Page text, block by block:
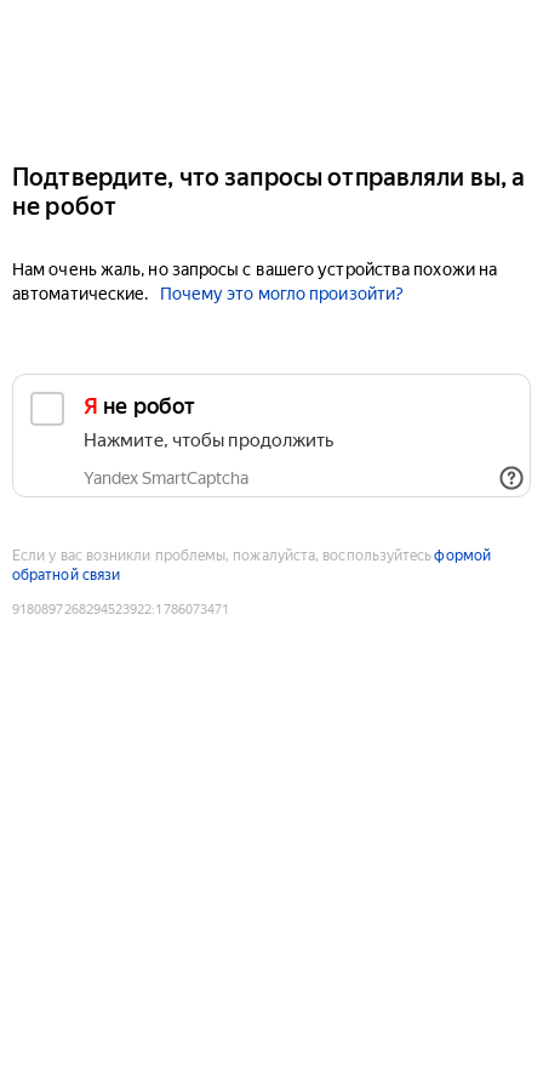
Подтвердите, что запросы отправляли вы, а
не робот
Нам очень жаль, но запросы с вашего устройства похожи на
автоматические.
Почему это могло произойти?
Я не робот
Нажмите, чтобы продолжить
Yandex SmartCaptcha
Если у вас возникли проблемы, пожалуйста, воспользуйтесьформой
обратной связи
9180897268294523922:1786073471